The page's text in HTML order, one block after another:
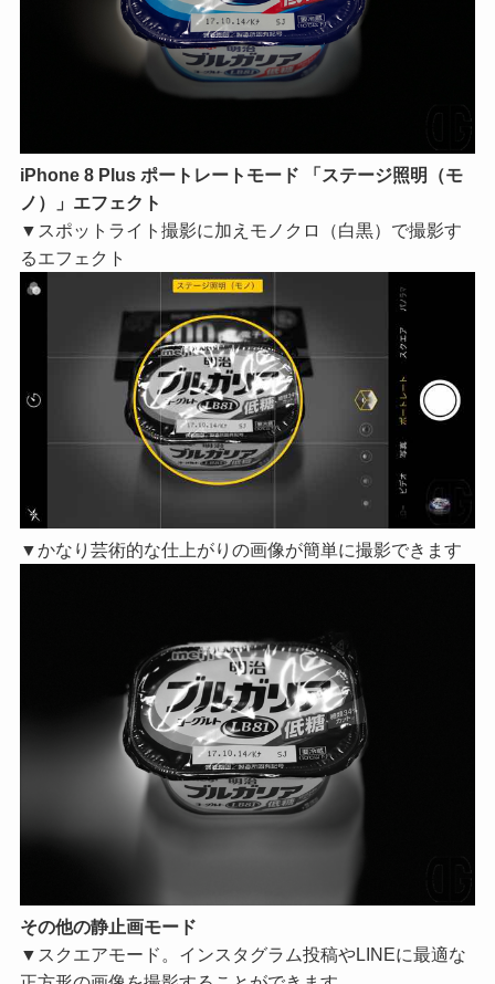
iPhone 8 Plus ポートレートモード 「ステージ照明（モ
ノ）」エフェクト
▼スポットライト撮影に加えモノクロ（白黒）で撮影す
るエフェクト
▼かなり芸術的な仕上がりの画像が簡単に撮影できます
その他の静止画モード
▼スクエアモード。インスタグラム投稿やLINEに最適な